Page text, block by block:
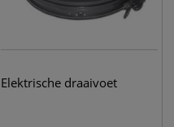
Elektrische draaivoet